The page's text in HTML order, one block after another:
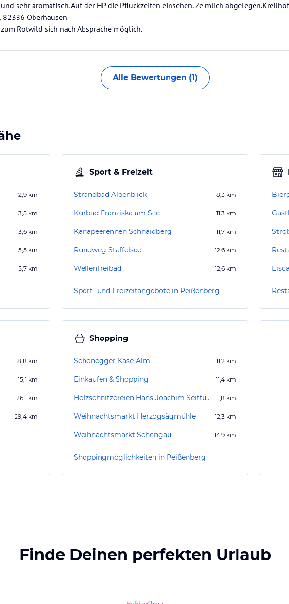
sehr aromatisch. Auf der HP die Pflückzeiten einsehen. Zeimlich
82386 Oberhausen.
Rotwild sich nach Absprache möglich.
Alle Bewertungen (1)
2,9 km
3,5 km
3,6 km
5,5 km
5,7 km
Sport & Freizeit
Strandbad Alpenblick 8,3 km
Kurbad Franziska am See 11,3 km
Kanapeerennen Schnaidberg 11,7 km
Rundweg Staffelsee 12,6 km
Wellenfreibad 12,6 km
Sport- und Freizeitangebote in Peißenberg
8,8 km
15,1 km
26,1 km
29,4 km
Shopping
Schönegger Käse-Alm 11,2 km
Einkaufen & Shopping 11,4 km
Holzschnitzereien Hans-Joachim Seitfudem 11,8 km
Weihnachtsmarkt Herzogsägmühle 12,3 km
Weihnachtsmarkt Schongau 14,9 km
Shoppingmöglichkeiten in Peißenberg
Finde Deinen perfekten Urlaub